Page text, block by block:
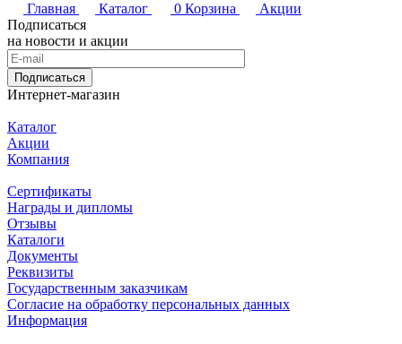
Главная Каталог 0 Корзина
Акции
Подписаться
на новости и акции
Подписаться
Интернет-магазин
Каталог
Акции
Компания
Сертификаты
Награды и дипломы
Отзывы
Каталоги
Документы
Реквизиты
Государственным заказчикам
Согласие на обработку персональных данных
Информация